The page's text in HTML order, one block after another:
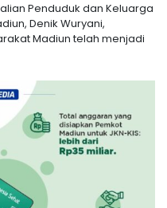
Penduduk dan Keluarga
Denik Wuryani,
Madiun telah menjadi